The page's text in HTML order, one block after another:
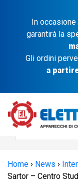
In
garantirà la
Gli ordini
a
Home › News ›
Sartor – Centro